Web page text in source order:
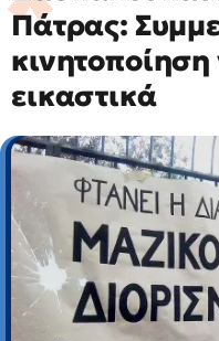
Πάτρας:
κινητοποίηση
εικαστικά